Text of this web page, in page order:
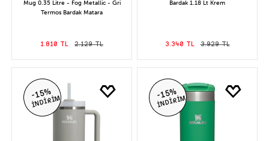
Mug 0.35 Litre - Fog Metallic - Gri
Termos Bardak Matara
1.810 TL 2.129 TL
Bardak 1.18 Lt Krem
3.340 TL 3.929 TL
-15%
İNDİRİM
-15%
İNDİRİM